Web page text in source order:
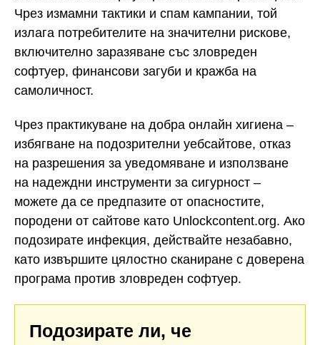
Чрез измамни тактики и спам кампании, той
излага потребителите на значителни рискове,
включително заразяване със зловреден
софтуер, финансови загуби и кражба на
самоличност.
Чрез практикуване на добра онлайн хигиена –
избягване на подозрителни уебсайтове, отказ
на разрешения за уведомяване и използване
на надеждни инструменти за сигурност –
можете да се предпазите от опасностите,
породени от сайтове като Unlockcontent.org. Ако
подозирате инфекция, действайте незабавно,
като извършите цялостно сканиране с доверена
програма против зловреден софтуер.
Подозирате ли, че